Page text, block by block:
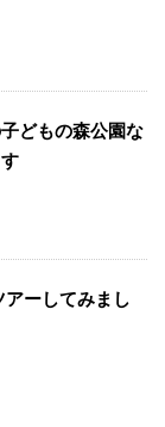
どもの森公園な
ーしてみまし